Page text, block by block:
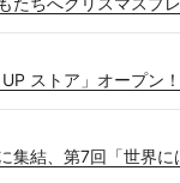
ストア」オープン！
集結、第7回「世界